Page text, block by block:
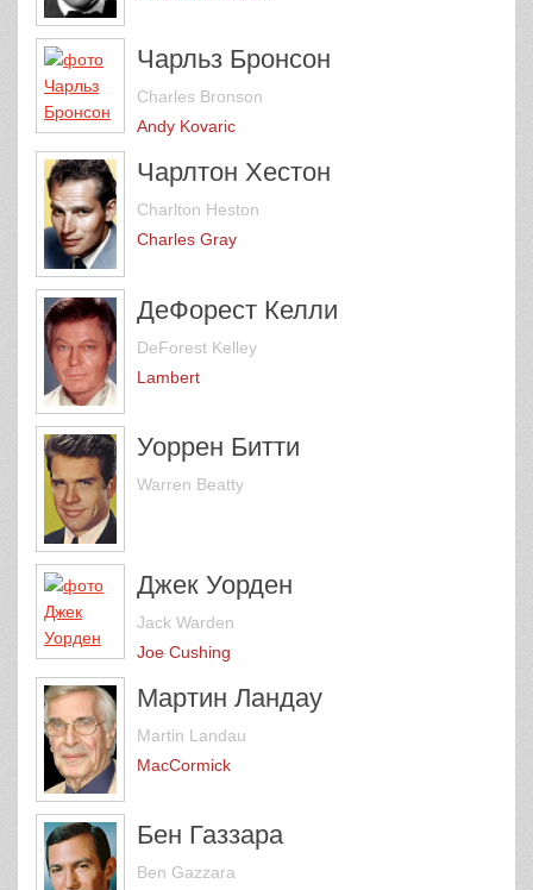
Чарльз Бронсон
Charles Bronson
Andy Kovaric
Чарлтон Хестон
Charlton Heston
Charles Gray
ДеФорест Келли
DeForest Kelley
Lambert
Уоррен Битти
Warren Beatty
Джек Уорден
Jack Warden
Joe Cushing
Мартин Ландау
Martin Landau
MacCormick
Бен Газзара
Ben Gazzara